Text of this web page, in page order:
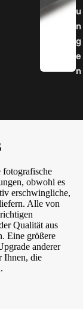
u
n
g
e
n
fotografische
obwohl es
erschwingliche,
Alle von
Qualität aus
Eine größere
anderer
Ihnen, die